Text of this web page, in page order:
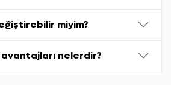
miyim?
avantajları nelerdir?